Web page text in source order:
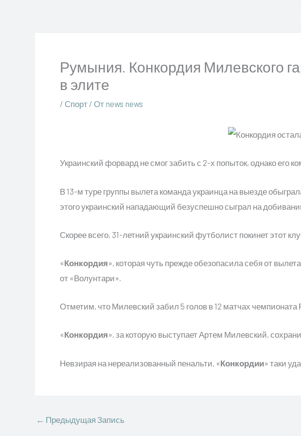
Румыния. Конкордия Милевского
в элите
/ Спорт / От news news
Украинский форвард не смог забить с 2-х попыток, однако его
В 13-м туре группы вылета команда украинца на выезде
этого украинский нападающий безуспешно сыграл на
Скорее всего, 31-летний украинский футболист покинет этот
«Конкордия», которая чуть прежде обезопасила себя от
от «Волунтари».
Отметим, что Милевский забил 5 голов в 12 матчах
«Конкордия», за которую выступает Артем Милевский,
Невзирая на нереализованный пенальти, «Конкордии» таки
← Предыдущая Запись